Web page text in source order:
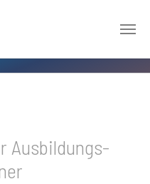
Ausbildungs-